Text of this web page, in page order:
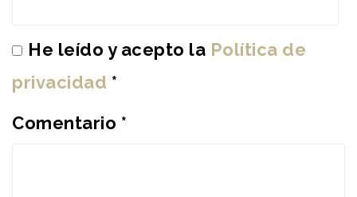
He leído y acepto la Política de
privacidad *
Comentario *